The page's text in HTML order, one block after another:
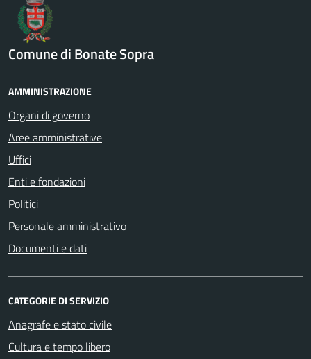
Comune di Bonate Sopra
AMMINISTRAZIONE
Organi di governo
Aree amministrative
Uffici
Enti e fondazioni
Politici
Personale amministrativo
Documenti e dati
CATEGORIE DI SERVIZIO
Anagrafe e stato civile
Cultura e tempo libero